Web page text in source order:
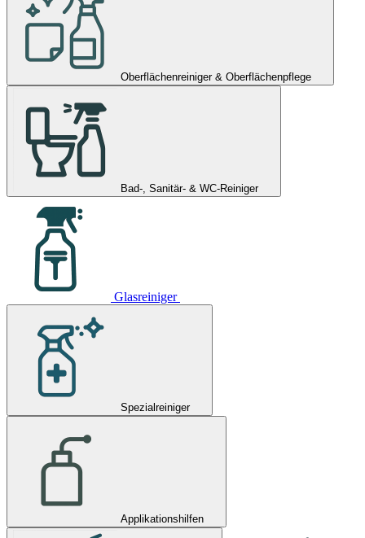
Oberflächenreiniger & Oberflächenpflege
Bad-, Sanitär- & WC-Reiniger
Glasreiniger
Spezialreiniger
Applikationshilfen